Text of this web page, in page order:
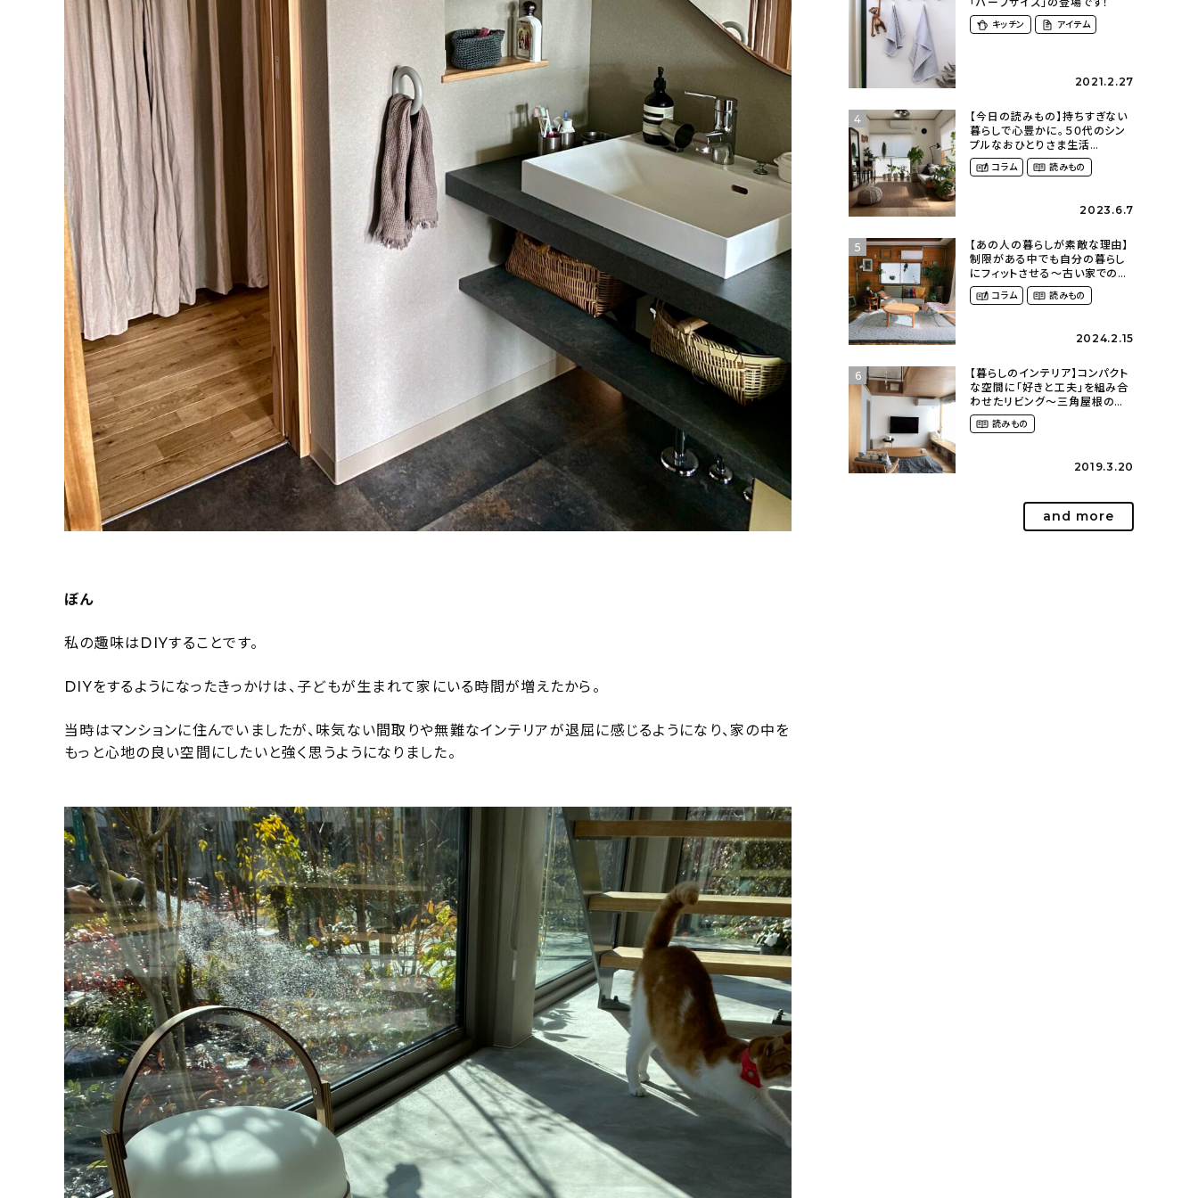
ぼん
私の趣味はDIYすることです。
DIYをするようになったきっかけは、子どもが生まれて家にいる時間が増えたから。
当時はマンションに住んでいましたが、味気ない間取りや無難なインテリアが退屈に感じるようになり、家の中を
もっと心地の良い空間にしたいと強く思うようになりました。
キッチン アイテム
2021.2.27
4
【今日の読みもの】持ちすぎない
暮らしで心豊かに。５０代のシン
プルなおひとりさま生活
（ohitorisama_kurasiさん）
コラム 読みもの
2023.6.7
5
【あの人の暮らしが素敵な理由】
制限がある中でも自分の暮らし
にフィットさせる〜古い家での暮
らしを楽しむ（idasanchiさん）
コラム 読みもの
2024.2.15
6
【暮らしのインテリア】コンパクト
な空間に「好きと工夫」を組み合
わせたリビング～三角屋根のモ
ダンハウス（yu______oo.ooさ
ん） 読みもの
2019.3.20
and more